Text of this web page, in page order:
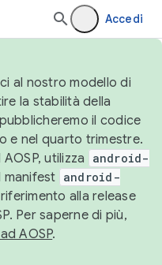
Accedi
al nostro modello di
la stabilità della
il codice
e nel quarto trimestre.
utilizza
android-
manifest android-
alla release
Per saperne di più,
AOSP.